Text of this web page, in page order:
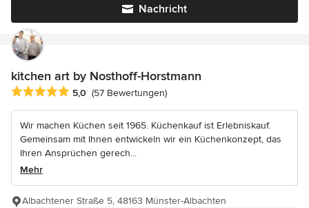
Nachricht
kitchen art by Nosthoff-Horstmann
Durchschnittliche Bewertung: 5 von 5 Sternen
5,0 (57 Bewertungen)
Wir machen Küchen seit 1965. Küchenkauf ist Erlebniskauf.
Gemeinsam mit Ihnen entwickeln wir ein Küchenkonzept, das
Ihren Ansprüchen gerech...
Mehr
Albachtener Straße 5, 48163 Münster-Albachten